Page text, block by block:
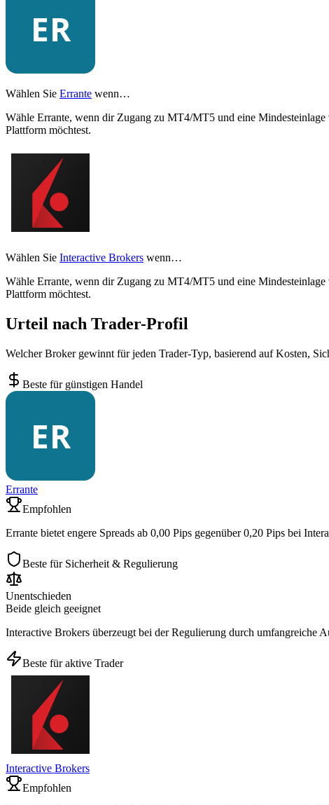
Wählen Sie Errante wenn…
Wähle Errante, wenn dir Zugang zu MT4/MT5 und eine
Plattform möchtest.
Wählen Sie Interactive Brokers wenn…
Wähle Errante, wenn dir Zugang zu MT4/MT5 und eine
Plattform möchtest.
Urteil nach Trader-Profil
Welcher Broker gewinnt für jeden Trader-Typ, basierend auf Kosten,
Beste für günstigen Handel
Errante
Empfohlen
Errante bietet engere Spreads ab 0,00 Pips gegenüber 0,20 Pips bei
Beste für Sicherheit & Regulierung
Unentschieden
Beide gleich geeignet
Interactive Brokers überzeugt bei der Regulierung durch umfangreiche
Beste für aktive Trader
Interactive Brokers
Empfohlen